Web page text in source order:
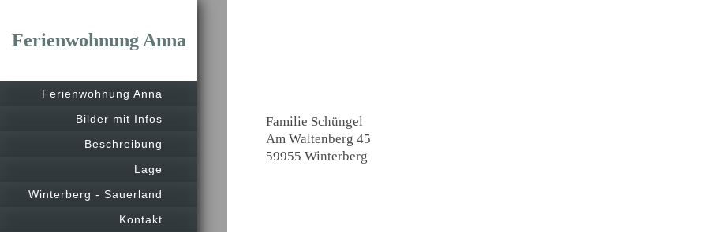
Ferienwohnung Anna
Ferienwohnung Anna
Bilder mit Infos
Beschreibung
Lage
Winterberg - Sauerland
Kontakt
Familie Schüngel
Am Waltenberg 45
59955 Winterberg